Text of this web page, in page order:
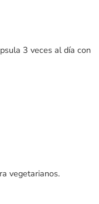
3 veces al día con
vegetarianos.